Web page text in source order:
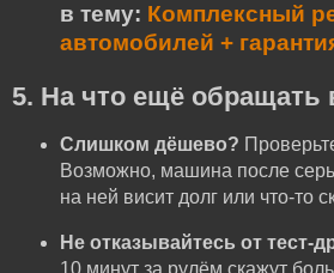
в тему: Комплексный
автомобилей +
5. На что ещё обращать
Слишком дёшево?
Возможно, машина после
на ней висит долг или что-то
Не отказывайтесь от тест-